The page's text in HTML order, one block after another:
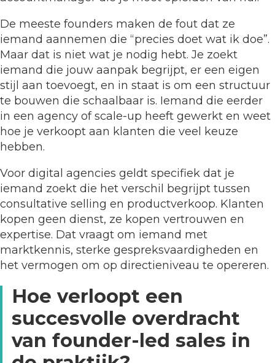
De meeste founders maken de fout dat ze
iemand aannemen die “precies doet wat ik doe”.
Maar dat is niet wat je nodig hebt. Je zoekt
iemand die jouw aanpak begrijpt, er een eigen
stijl aan toevoegt, en in staat is om een structuur
te bouwen die schaalbaar is. Iemand die eerder
in een agency of scale-up heeft gewerkt en weet
hoe je verkoopt aan klanten die veel keuze
hebben.
Voor digital agencies geldt specifiek dat je
iemand zoekt die het verschil begrijpt tussen
consultative selling en productverkoop. Klanten
kopen geen dienst, ze kopen vertrouwen en
expertise. Dat vraagt om iemand met
marktkennis, sterke gespreksvaardigheden en
het vermogen om op directieniveau te opereren.
Hoe verloopt een
succesvolle overdracht
van founder-led sales in